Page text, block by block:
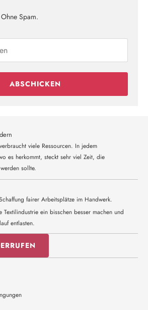
Spam.
ABSCHICKEN
viele Ressourcen. In jedem
es herkommt, steckt sehr viel Zeit, die
sollte.
fairer Arbeitsplätze im Handwerk.
Textilindustrie ein bisschen besser machen und
entlasten.